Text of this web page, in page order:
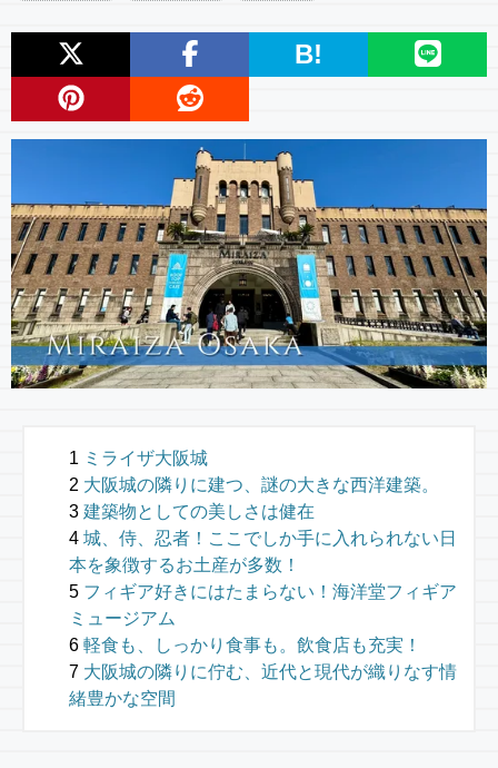
B!
ミライザ大阪城
大阪城の隣りに建つ、謎の大きな西洋建築。
建築物としての美しさは健在
城、侍、忍者！ここでしか手に入れられない日
本を象徴するお土産が多数！
フィギア好きにはたまらない！海洋堂フィギア
ミュージアム
軽食も、しっかり食事も。飲食店も充実！
大阪城の隣りに佇む、近代と現代が織りなす情
緒豊かな空間